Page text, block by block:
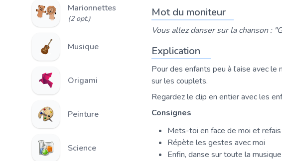
Marionnettes
(2 opt.)
Musique
Origami
Peinture
Science
Mot du moniteur
Vous allez danser sur la chanson :
Explication
Pour des enfants peu à l’aise avec
sur les couplets.
Regardez le clip en entier avec les
Consignes
Mets-toi en face de moi et
Répète les gestes avec moi
Enfin, danse sur toute la musique